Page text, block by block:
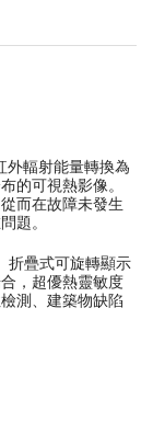
輻射能量轉換為
的可視熱影像。
而在故障未發生
題。
折疊式可旋轉顯示
，超優熱靈敏度
測、建築物缺陷